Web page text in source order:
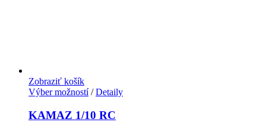
Zobraziť košík
Výber možností/ Detaily
KAMAZ 1/10 RC